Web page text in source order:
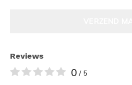
Reviews
0 / 5